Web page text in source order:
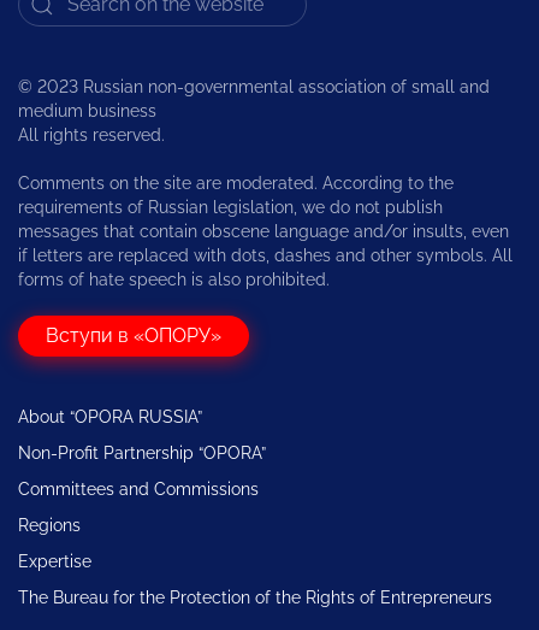
© 2023 Russian non-governmental association of small and
medium business
All rights reserved.
Comments on the site are moderated. According to the
requirements of Russian legislation, we do not publish
messages that contain obscene language and/or insults, even
if letters are replaced with dots, dashes and other symbols. All
forms of hate speech is also prohibited.
Вступи в «ОПОРУ»
About “OPORA RUSSIA”
Non-Profit Partnership “OPORA”
Committees and Commissions
Regions
Expertise
The Bureau for the Protection of the Rights of Entrepreneurs